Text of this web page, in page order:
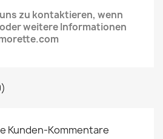
zu kontaktieren, wenn
weitere Informationen
Kunden-Kommentare